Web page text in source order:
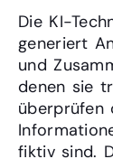
Die KI-
generiert
und
denen sie
überprüfen
fiktiv sind.